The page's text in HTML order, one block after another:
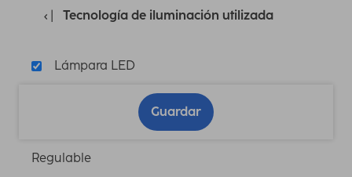
Tecnología de iluminación utilizada
Lámpara LED
Guardar
Regulable